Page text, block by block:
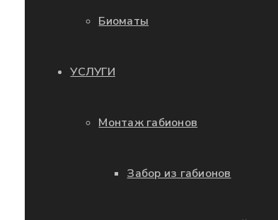
Биоматы
УСЛУГИ
Монтаж габионов
Забор из габионов